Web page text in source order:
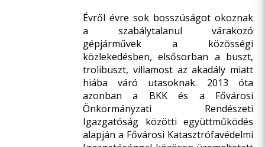
Évről évre sok bosszúságot okoznak
a szabálytalanul várakozó
gépjárművek a közösségi
közlekedésben, elsősorban a buszt,
trolibuszt, villamost az akadály miatt
hiába váró utasoknak. 2013 óta
azonban a BKK és a Fővárosi
Önkormányzati Rendészeti
Igazgatóság közötti együttműködés
alapján a Fővárosi Katasztrófavédelmi